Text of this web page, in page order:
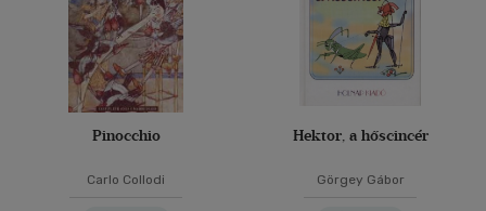
Pinocchio
Carlo Collodi
Hektor, a hőscincér
Görgey Gábor